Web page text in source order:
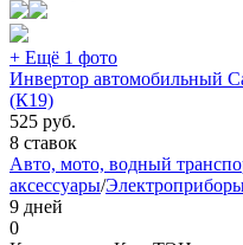
+ Ещё 1 фото
Инвертор автомобильный
(К19)
525 руб.
8 ставок
Авто, мото, водный
аксессуары/
9 дней
0